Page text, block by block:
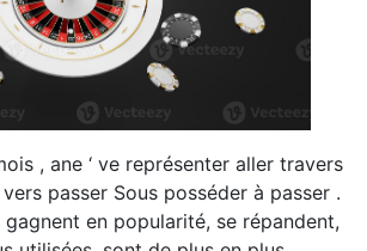
, ane ‘ ve représenter aller travers
passer Sous posséder à passer .
gagnent en popularité, se répandent,